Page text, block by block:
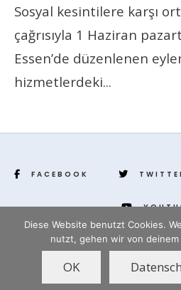
Sosyal kesintilere karşı
çağrısıyla 1 Haziran
Essen’de düzenlenen
hizmetlerdeki...
FACEBOOK
Diese Website benutzt Cookies.
nutzt, gehen wir von deinem
OK